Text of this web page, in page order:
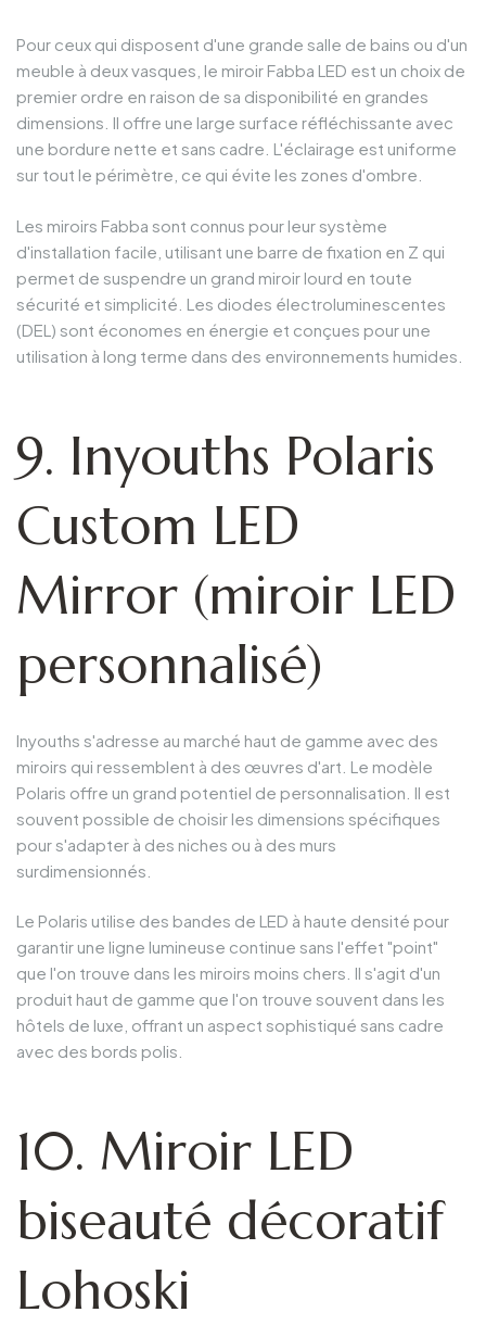
Pour ceux qui disposent d'une grande salle de bains ou d'un
meuble à deux vasques, le miroir Fabba LED est un choix de
premier ordre en raison de sa disponibilité en grandes
dimensions. Il offre une large surface réfléchissante avec
une bordure nette et sans cadre. L'éclairage est uniforme
sur tout le périmètre, ce qui évite les zones d'ombre.
Les miroirs Fabba sont connus pour leur système
d'installation facile, utilisant une barre de fixation en Z qui
permet de suspendre un grand miroir lourd en toute
sécurité et simplicité. Les diodes électroluminescentes
(DEL) sont économes en énergie et conçues pour une
utilisation à long terme dans des environnements humides.
9. Inyouths Polaris
Custom LED
Mirror (miroir LED
personnalisé)
Inyouths s'adresse au marché haut de gamme avec des
miroirs qui ressemblent à des œuvres d'art. Le modèle
Polaris offre un grand potentiel de personnalisation. Il est
souvent possible de choisir les dimensions spécifiques
pour s'adapter à des niches ou à des murs
surdimensionnés.
Le Polaris utilise des bandes de LED à haute densité pour
garantir une ligne lumineuse continue sans l'effet "point"
que l'on trouve dans les miroirs moins chers. Il s'agit d'un
produit haut de gamme que l'on trouve souvent dans les
hôtels de luxe, offrant un aspect sophistiqué sans cadre
avec des bords polis.
10. Miroir LED
biseauté décoratif
Lohoski